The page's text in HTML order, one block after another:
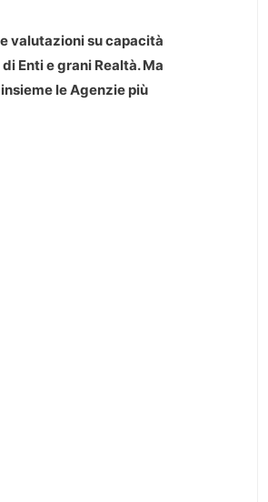
valutazioni su capacità
Enti e grani Realtà. Ma
le Agenzie più